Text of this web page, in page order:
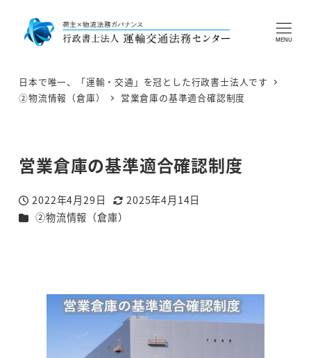
MENU
日本で唯一、「運輸・交通」を冠とした行政書士法人です
②物流情報（倉庫）
営業倉庫の基準適合確認制度
営業倉庫の基準適合確認制度
投稿日
2022年4月29日
更新日
2025年4月14日
カテゴリー
②物流情報（倉庫）